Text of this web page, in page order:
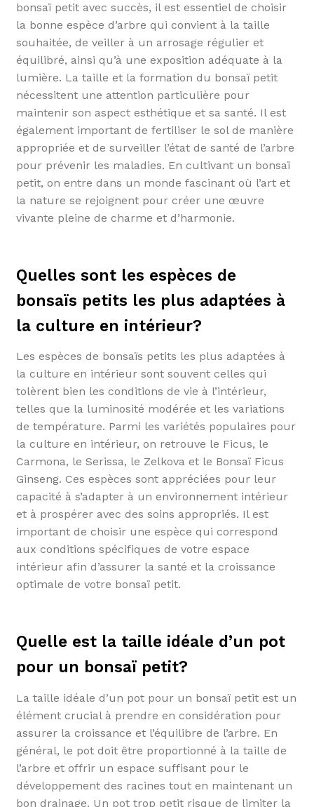
bonsaï petit avec succès, il est essentiel de choisir
la bonne espèce d’arbre qui convient à la taille
souhaitée, de veiller à un arrosage régulier et
équilibré, ainsi qu’à une exposition adéquate à la
lumière. La taille et la formation du bonsaï petit
nécessitent une attention particulière pour
maintenir son aspect esthétique et sa santé. Il est
également important de fertiliser le sol de manière
appropriée et de surveiller l’état de santé de l’arbre
pour prévenir les maladies. En cultivant un bonsaï
petit, on entre dans un monde fascinant où l’art et
la nature se rejoignent pour créer une œuvre
vivante pleine de charme et d’harmonie.
Quelles sont les espèces de
bonsaïs petits les plus adaptées à
la culture en intérieur?
Les espèces de bonsaïs petits les plus adaptées à
la culture en intérieur sont souvent celles qui
tolèrent bien les conditions de vie à l’intérieur,
telles que la luminosité modérée et les variations
de température. Parmi les variétés populaires pour
la culture en intérieur, on retrouve le Ficus, le
Carmona, le Serissa, le Zelkova et le Bonsaï Ficus
Ginseng. Ces espèces sont appréciées pour leur
capacité à s’adapter à un environnement intérieur
et à prospérer avec des soins appropriés. Il est
important de choisir une espèce qui correspond
aux conditions spécifiques de votre espace
intérieur afin d’assurer la santé et la croissance
optimale de votre bonsaï petit.
Quelle est la taille idéale d’un pot
pour un bonsaï petit?
La taille idéale d’un pot pour un bonsaï petit est un
élément crucial à prendre en considération pour
assurer la croissance et l’équilibre de l’arbre. En
général, le pot doit être proportionné à la taille de
l’arbre et offrir un espace suffisant pour le
développement des racines tout en maintenant un
bon drainage. Un pot trop petit risque de limiter la